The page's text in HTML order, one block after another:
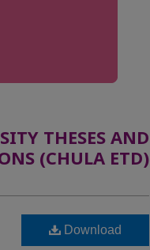
THESES AND
(CHULA ETD)
Download